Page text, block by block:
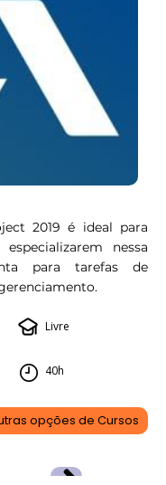
2019 é ideal para
nessa
para tarefas de
Livre
40h
opções de Cursos